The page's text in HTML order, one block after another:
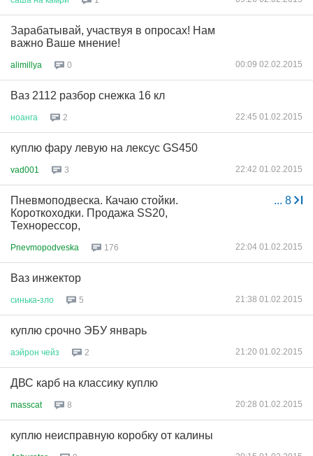
Зарабатывай, участвуя в опросах! Нам
важно Ваше мнение!
alimillya 0 00:09 02.02.2015
Ваз 2112 разбор снежка 16 кл
ноанга 2 22:45 01.02.2015
куплю фару левую на лексус GS450
vad001 3 22:42 01.02.2015
... 8
Пневмоподвеска. Качаю стойки.
Короткоходки. Продажа SS20,
Технорессор,
Pnevmopodveska 176 22:04 01.02.2015
Ваз инжектор
синька-зло 5 21:38 01.02.2015
куплю срочно ЭБУ январь
аэйрон чейз 2 21:20 01.02.2015
ДВС карб на классику куплю
masscat 8 20:28 01.02.2015
куплю неисправную коробку от калины